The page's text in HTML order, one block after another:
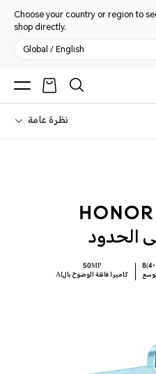
Choose your country or region to
shop directly.
Global / English
نظرة عامة
الحدود
50MP
AIكاميرا فائقة الوضوح بال